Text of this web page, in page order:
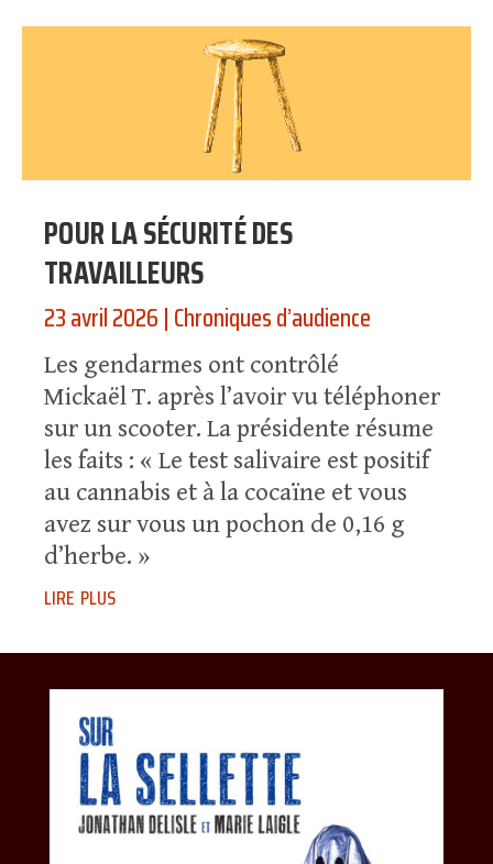
POUR LA SÉCURITÉ DES
TRAVAILLEURS
23 avril 2026|Chroniques d’audience
Les gendarmes ont contrôlé
Mickaël T. après l’avoir vu téléphoner
sur un scooter. La présidente résume
les faits : « Le test salivaire est positif
au cannabis et à la cocaïne et vous
avez sur vous un pochon de 0,16 g
d’herbe. »
lire plus